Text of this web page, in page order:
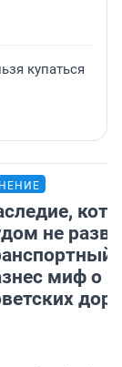
купаться
не
миф о